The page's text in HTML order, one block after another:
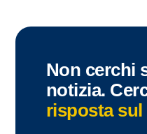
Non cerchi
notizia.
risposta